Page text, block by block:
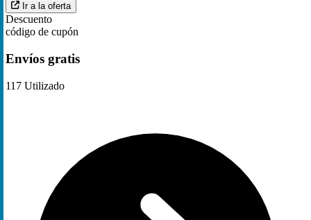
Ir a la oferta
Descuento
código de cupón
Envíos gratis
117 Utilizado